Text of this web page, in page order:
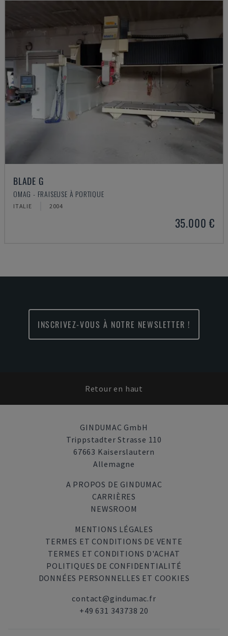
BLADE G
OMAG - FRAISEUSE À PORTIQUE
ITALIE 2004
35.000 €
INSCRIVEZ-VOUS À NOTRE NEWSLETTER !
Retour en haut
GINDUMAC GmbH
Trippstadter Strasse 110
67663 Kaiserslautern
Allemagne
A PROPOS DE GINDUMAC
CARRIÈRES
NEWSROOM
MENTIONS LÉGALES
TERMES ET CONDITIONS DE VENTE
TERMES ET CONDITIONS D'ACHAT
POLITIQUES DE CONFIDENTIALITÉ
DONNÉES PERSONNELLES ET COOKIES
contact@gindumac.fr
+49 631 343738 20